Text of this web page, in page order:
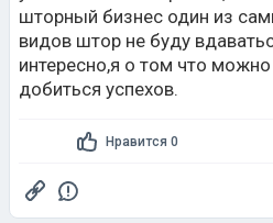
шторный бизнес один из
видов штор не буду
интересно,я о том что можно
добиться успехов.
Нравится 0